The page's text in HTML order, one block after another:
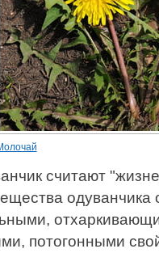
считают
одуванчика
потогонными